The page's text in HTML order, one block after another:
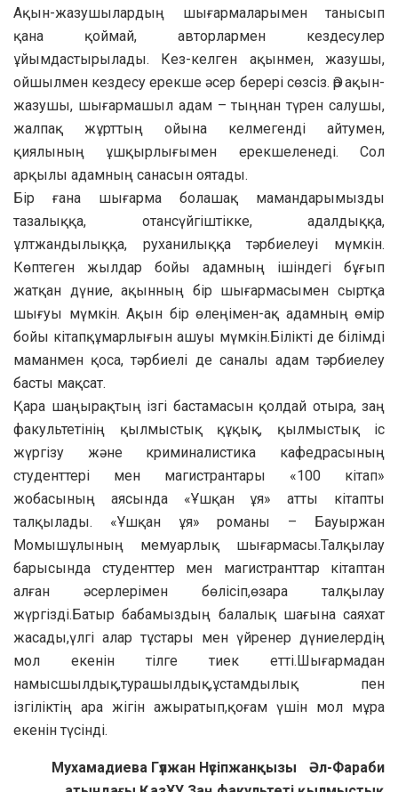
Ақын-жазушылардың шығармаларымен танысып
қана қоймай, авторлармен кездесулер
ұйымдастырылады. Кез-келген ақынмен, жазушы,
ойшылмен кездесу ерекше әсер берері сөзсіз. Әр ақын-
жазушы, шығармашыл адам – тыңнан түрен салушы,
жалпақ жұрттың ойына келмегенді айтумен,
қиялының ұшқырлығымен ерекшеленеді. Сол
арқылы адамның санасын оятады.
Бір ғана шығарма болашақ мамандарымызды
тазалыққа, отансүйгіштікке, адалдыққа,
ұлтжандылыққа, руханилыққа тәрбиелеуі мүмкін.
Көптеген жылдар бойы адамның ішіндегі бұғып
жатқан дүние, ақынның бір шығармасымен сыртқа
шығуы мүмкін. Ақын бір өлеңімен-ақ адамның өмір
бойы кітапқұмарлығын ашуы мүмкін.Білікті де білімді
маманмен қоса, тәрбиелі де саналы адам тәрбиелеу
басты мақсат.
Қара шаңырақтың ізгі бастамасын қолдай отыра, заң
факультетінің қылмыстық құқық, қылмыстық іс
жүргізу және криминалистика кафедрасының
студенттері мен магистрантары «100 кітап»
жобасының аясында «Ұшқан ұя» атты кітапты
талқылады. «Ұшқан ұя» романы – Бауыржан
Момышұлының мемуарлық шығармасы.Талқылау
барысында студенттер мен магистранттар кітаптан
алған әсерлерімен бөлісіп,өзара талқылау
жүргізді.Батыр бабамыздың балалық шағына саяхат
жасады,үлгі алар тұстары мен үйренер дүниелердің
мол екенін тілге тиек етті.Шығармадан
намысшылдық,турашылдық,ұстамдылық пен
ізгіліктің ара жігін ажыратып,қоғам үшін мол мұра
екенін түсінді.
Мухамадиева Гүлжан Нүсіпжанқызы Әл-Фараби